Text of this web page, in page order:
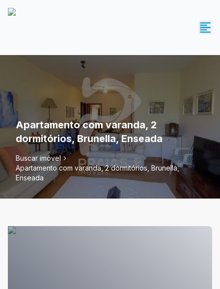
Apartamento com varanda, 2
dormitórios, Brunella, Enseada
Buscar imóvel
Apartamento com varanda, 2 dormitórios, Brunella,
Enseada